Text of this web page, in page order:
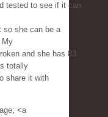
tested to see if it can
so she can be a
My
and she has 83
totally
share it with
<a